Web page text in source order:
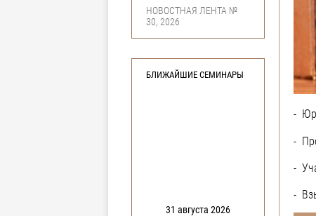
НОВОСТНАЯ ЛЕНТА №
30, 2026
БЛИЖАЙШИЕ СЕМИНАРЫ
31 августа 2026
-
-
-
-